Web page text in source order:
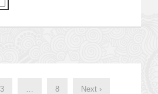
3 8 Next ›